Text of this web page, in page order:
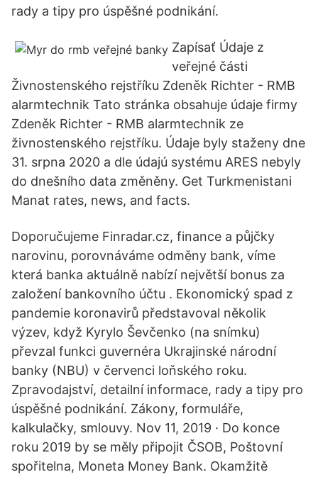
rady a tipy pro úspěšné podnikání.
Zapísať Údaje z
veřejné části
Živnostenského rejstříku Zdeněk Richter - RMB
alarmtechnik Tato stránka obsahuje údaje firmy
Zdeněk Richter - RMB alarmtechnik ze
živnostenského rejstříku. Údaje byly staženy dne
31. srpna 2020 a dle údajú systému ARES nebyly
do dnešního data změněny. Get Turkmenistani
Manat rates, news, and facts.
Doporučujeme Finradar.cz, finance a půjčky
narovinu, porovnáváme odměny bank, víme
která banka aktuálně nabízí největší bonus za
založení bankovního účtu . Ekonomický spad z
pandemie koronavirů představoval několik
výzev, když Kyrylo Ševčenko (na snímku)
převzal funkci guvernéra Ukrajinské národní
banky (NBU) v červenci loňského roku.
Zpravodajství, detailní informace, rady a tipy pro
úspěšné podnikání. Zákony, formuláře,
kalkulačky, smlouvy. Nov 11, 2019 · Do konce
roku 2019 by se měly připojit ČSOB, Poštovní
spořitelna, Moneta Money Bank. Okamžitě